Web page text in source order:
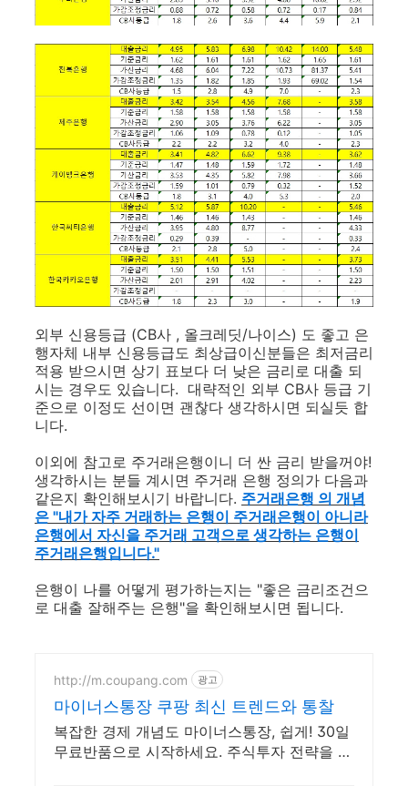
외부 신용등급 (CB사 , 올크레딧/나이스) 도 좋고 은
행자체 내부 신용등급도 최상급이신분들은 최저금리
적용 받으시면 상기 표보다 더 낮은 금리로 대출 되
시는 경우도 있습니다. 대략적인 외부 CB사 등급 기
준으로 이정도 선이면 괜찮다 생각하시면 되실듯 합
니다.
이외에 참고로 주거래은행이니 더 싼 금리 받을꺼야!
생각하시는 분들 계시면 주거래 은행 정의가 다음과
같은지 확인해보시기 바랍니다. 주거래은행 의 개념
은 "내가 자주 거래하는 은행이 주거래은행이 아니라
은행에서 자신을 주거래 고객으로 생각하는 은행이
주거래은행입니다."
은행이 나를 어떻게 평가하는지는 "좋은 금리조건으
로 대출 잘해주는 은행"을 확인해보시면 됩니다.
http://m.coupang.com 광고
마이너스통장 쿠팡 최신 트렌드와 통찰
복잡한 경제 개념도 마이너스통장, 쉽게! 30일
무료반품으로 시작하세요. 주식투자 전략을 배